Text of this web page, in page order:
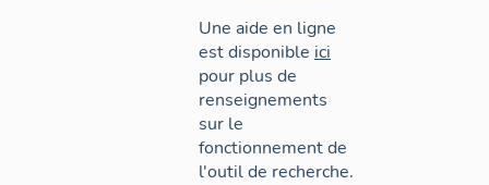
Une aide en ligne
est disponible ici
pour plus de
renseignements
sur le
fonctionnement de
l'outil de recherche.